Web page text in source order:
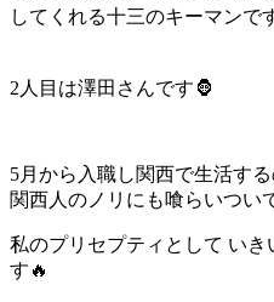
してくれる十三のキーマンで
2人目は澤田さんです🦍
5月から入職し関西で生活す
関西人のノリにも喰らいつい
私のプリセプティとして いき
す🔥